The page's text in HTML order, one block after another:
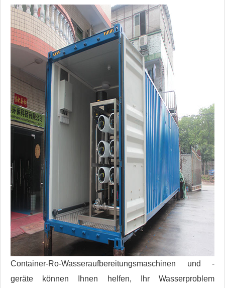
Container-Ro-Wasseraufbereitungsmaschinen und -
geräte können Ihnen helfen, Ihr Wasserproblem